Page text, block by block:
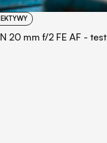
20 mm f/2 FE AF - test